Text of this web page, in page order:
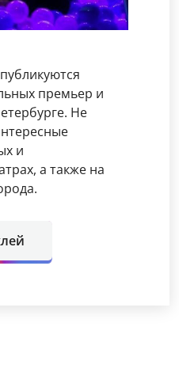
премьер и
Не
и
а также на